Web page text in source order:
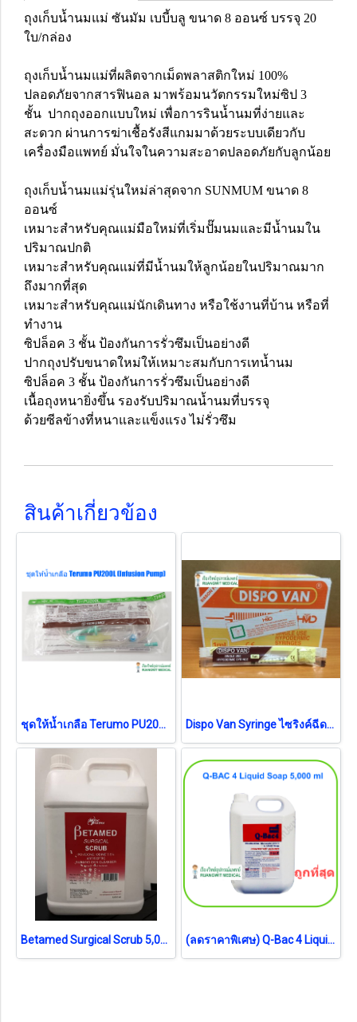
ถุงเก็บน้ำนมแม่ ซันมัม เบบี้บลู ขนาด 8 ออนซ์ บรรจุ 20
ใบ/กล่อง
ถุงเก็บน้ำนมแม่ที่ผลิตจากเม็ดพลาสติกใหม่ 100%
ปลอดภัยจากสารฟินอล มาพร้อมนวัตกรรมใหม่ซิป 3
ชั้น ปากถุงออกแบบใหม่ เพื่อการรินน้ำนมที่ง่ายและ
สะดวก ผ่านการฆ่าเชื้อรังสีแกมมาด้วยระบบเดียวกับ
เครื่องมือแพทย์ มั่นใจในความสะอาดปลอดภัยกับลูกน้อย
ถุงเก็บน้ำนมแม่รุ่นใหม่ล่าสุดจาก SUNMUM ขนาด 8
ออนซ์
เหมาะสำหรับคุณแม่มือใหม่ที่เริ่มปั๊มนมและมีน้ำนมใน
ปริมาณปกติ
เหมาะสำหรับคุณแม่ที่มีน้ำนมให้ลูกน้อยในปริมาณมาก
ถึงมากที่สุด
เหมาะสำหรับคุณแม่นักเดินทาง หรือใช้งานที่บ้าน หรือที่
ทำงาน
ซิปล็อค 3 ชั้น ป้องกันการรั่วซึมเป็นอย่างดี
ปากถุงปรับขนาดใหม่ให้เหมาะสมกับการเทน้ำนม
ซิปล็อค 3 ชั้น ป้องกันการรั่วซึมเป็นอย่างดี
เนื้อถุงหนายิ่งขึ้น รองรับปริมาณน้ำนมที่บรรจุ
ด้วยซีลข้างที่หนาและแข็งแรง ไม่รั่วซึม
สินค้าเกี่ยวข้อง
ชุดให้น้ำเกลือ Terumo PU200L (Infusion Pump) (1 ชิ้น) Dispo Van Syringe ไซริงค์ฉีดยา ไม่ติดเข็ม 1mL (exp 03-2026)
Betamed Surgical Scrub 5,000 mL (exp 08-2028) (ลดราคาพิเศษ) Q-Bac 4 Liquid Soap 4,300 mL (ฉลากเขียน 5000 mL)